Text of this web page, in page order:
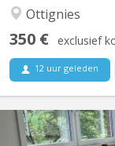
Ottignies
350 € exclusief
12 uur geleden